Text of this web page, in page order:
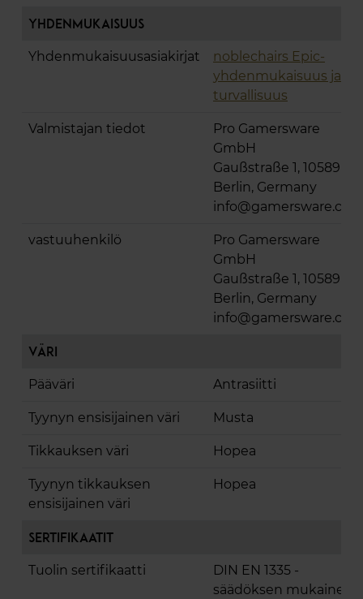
Yhdenmukaisuus
Yhdenmukaisuusasiakirjat
noblechairs Epic-
yhdenmukaisuus ja
turvallisuus
Valmistajan tiedot
Pro Gamersware
GmbH
Gaußstraße 1, 10589
Berlin, Germany
info@gamersware.com
vastuuhenkilö
Pro Gamersware
GmbH
Gaußstraße 1, 10589
Berlin, Germany
info@gamersware.com
Väri
Pääväri Antrasiitti
Tyynyn ensisijainen väri Musta
Tikkauksen väri Hopea
Tyynyn tikkauksen
ensisijainen väri
Hopea
Sertifikaatit
Tuolin sertifikaatti
DIN EN 1335 -
säädöksen mukainen